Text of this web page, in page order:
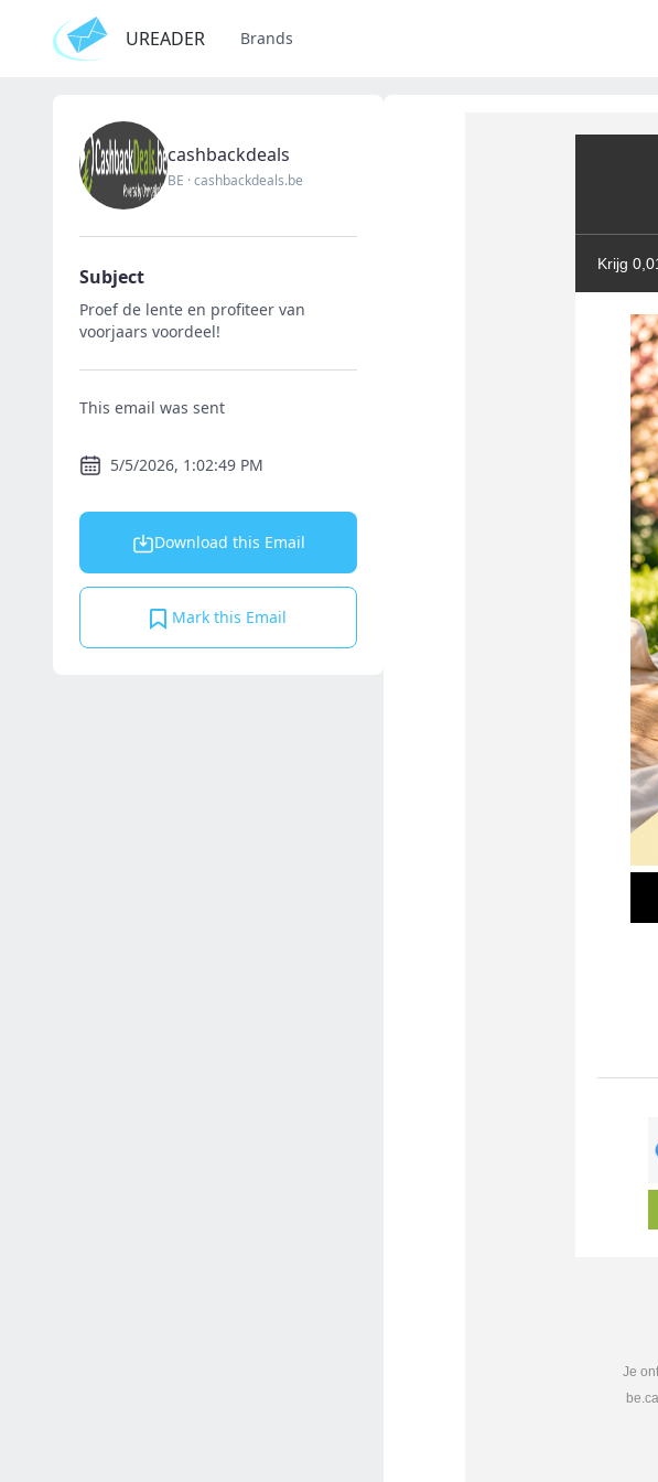
UREADER Brands
cashbackdeals
BE ·cashbackdeals.be
Subject
Proef de lente en profiteer van
voorjaars voordeel!
This email was sent
5/5/2026, 1:02:49 PM
Download this Email
Mark this Email